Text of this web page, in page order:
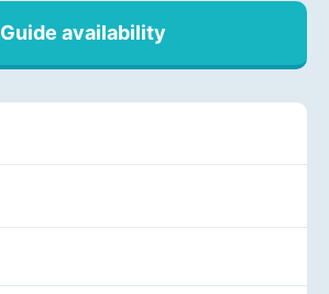
Guide availability